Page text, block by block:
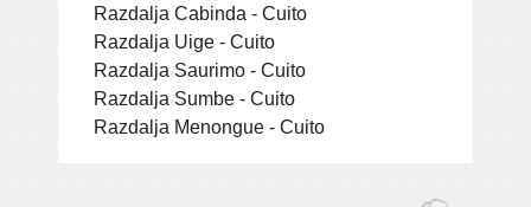
Razdalja Cabinda - Cuito
Razdalja Uige - Cuito
Razdalja Saurimo - Cuito
Razdalja Sumbe - Cuito
Razdalja Menongue - Cuito